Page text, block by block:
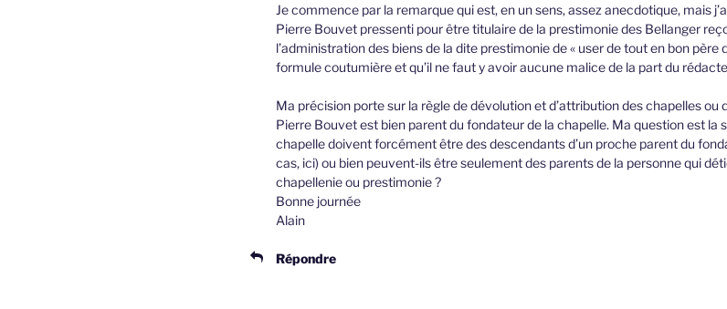
Je commence par la remarque qui est, en un sens, assez anecdotique, mais
Pierre Bouvet pressenti pour être titulaire de la prestimonie des Bellanger
l’administration des biens de la dite prestimonie de « user de tout en bon père
formule coutumière et qu’il ne faut y avoir aucune malice de la part du
Ma précision porte sur la règle de dévolution et d’attribution des chapelles ou
Pierre Bouvet est bien parent du fondateur de la chapelle. Ma question est la
chapelle doivent forcément être des descendants d’un proche parent du
cas, ici) ou bien peuvent-ils être seulement des parents de la personne qui
chapellenie ou prestimonie ?
Bonne journée
Alain
Répondre